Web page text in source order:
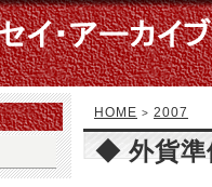
HOME > 2007
◆ 外貨準